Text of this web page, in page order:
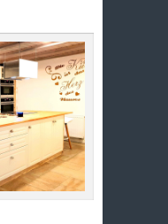
PREISE
AM WALDSEEPFAD
bis 10.30
eventuell